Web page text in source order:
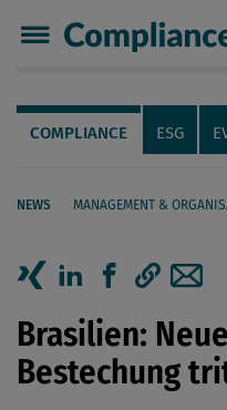
Servicenavigation
Navigation
COMPLIANCE ESG
NEWS MANAGEMENT &
Seiteninhalt
Artikel auf Xing
Artikel auf
Artikel auf
Brasilien:
Bestechung